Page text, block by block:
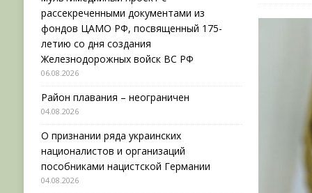
рассекреченными документами из
фондов ЦАМО РФ, посвященный 175-
летию со дня создания
Железнодорожных войск ВС РФ
06.08.2026
Район плавания – неограничен
04.08.2026
О признании ряда украинских
националистов и организаций
пособниками нацистской Германии
04.08.2026